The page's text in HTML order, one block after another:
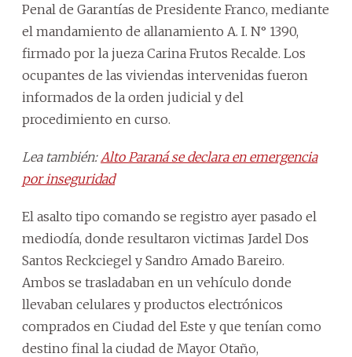
Penal de Garantías de Presidente Franco, mediante
el mandamiento de allanamiento A. I. N° 1390,
firmado por la jueza Carina Frutos Recalde. Los
ocupantes de las viviendas intervenidas fueron
informados de la orden judicial y del
procedimiento en curso.
Lea también: Alto Paraná se declara en emergencia
por inseguridad
El asalto tipo comando se registro ayer pasado el
mediodía, donde resultaron victimas Jardel Dos
Santos Reckciegel y Sandro Amado Bareiro.
Ambos se trasladaban en un vehículo donde
llevaban celulares y productos electrónicos
comprados en Ciudad del Este y que tenían como
destino final la ciudad de Mayor Otaño,